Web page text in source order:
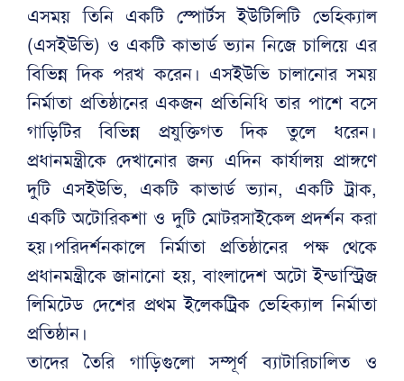
এসময় তিনি একটি স্পোর্টস ইউটিলিটি ভেহিক্যাল
(এসইউভি) ও একটি কাভার্ড ভ্যান নিজে চালিয়ে এর
বিভিন্ন দিক পরখ করেন। এসইউভি চালানোর সময়
নির্মাতা প্রতিষ্ঠানের একজন প্রতিনিধি তার পাশে বসে
গাড়িটির বিভিন্ন প্রযুক্তিগত দিক তুলে ধরেন।
প্রধানমন্ত্রীকে দেখানোর জন্য এদিন কার্যালয় প্রাঙ্গণে
দুটি এসইউভি, একটি কাভার্ড ভ্যান, একটি ট্রাক,
একটি অটোরিকশা ও দুটি মোটরসাইকেল প্রদর্শন করা
হয়।পরিদর্শনকালে নির্মাতা প্রতিষ্ঠানের পক্ষ থেকে
প্রধানমন্ত্রীকে জানানো হয়, বাংলাদেশ অটো ইন্ডাস্ট্রিজ
লিমিটেড দেশের প্রথম ইলেকট্রিক ভেহিক্যাল নির্মাতা
প্রতিষ্ঠান।
তাদের তৈরি গাড়িগুলো সম্পূর্ণ ব্যাটারিচালিত ও